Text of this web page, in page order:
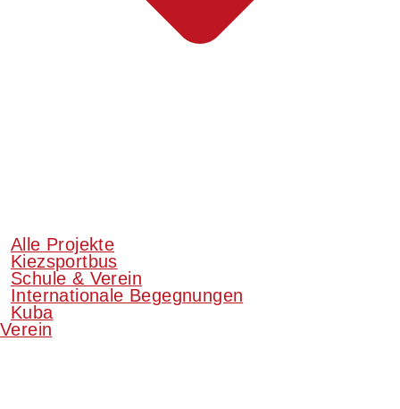
Alle Projekte
Kiezsportbus
Schule & Verein
Internationale Begegnungen
Kuba
Verein